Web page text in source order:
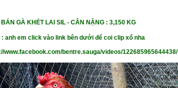
GÀ KHÉT LAI SIL - CÂN NẶNG : 3,150 KG
: anh em click vào link bên dưới để coi clip xổ nha
www.facebook.com/bentre.sauga/videos/122685965644438/